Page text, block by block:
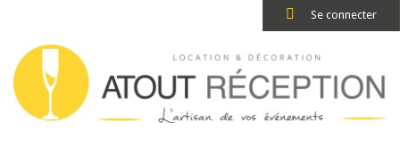
Se connecter